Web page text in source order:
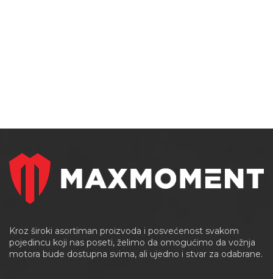
Kroz široki asortiman proizvoda i posvećenost svakom
pojedincu koji nas poseti, želimo da omogućimo da vožnja
motora bude dostupna svima, ali ujedno i stvar za odabrane.